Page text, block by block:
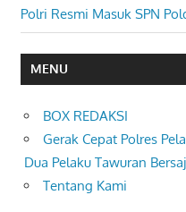
Post:
Polri Resmi Masuk SPN
MENU
BOX REDAKSI
Gerak Cepat Polres
Dua Pelaku Tawuran
Tentang Kami